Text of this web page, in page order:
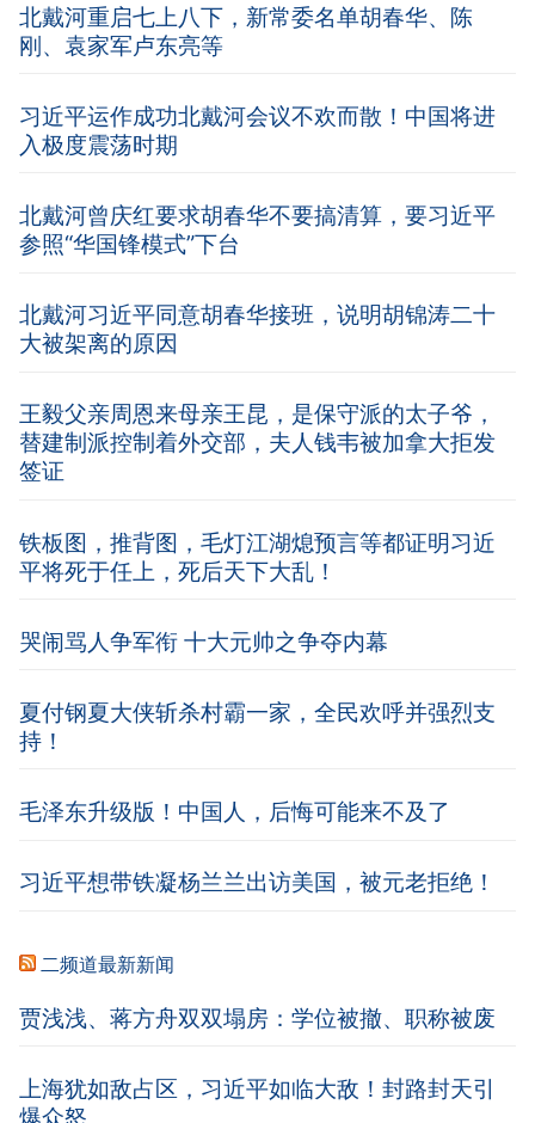
北戴河重启七上八下，新常委名单胡春华、陈
刚、袁家军卢东亮等
习近平运作成功北戴河会议不欢而散！中国将进
入极度震荡时期
北戴河曾庆红要求胡春华不要搞清算，要习近平
参照“华国锋模式”下台
北戴河习近平同意胡春华接班，说明胡锦涛二十
大被架离的原因
王毅父亲周恩来母亲王昆，是保守派的太子爷，
替建制派控制着外交部，夫人钱韦被加拿大拒发
签证
铁板图，推背图，毛灯江湖熄预言等都证明习近
平将死于任上，死后天下大乱！
哭闹骂人争军衔 十大元帅之争夺内幕
夏付钢夏大侠斩杀村霸一家，全民欢呼并强烈支
持！
毛泽东升级版！中国人，后悔可能来不及了
习近平想带铁凝杨兰兰出访美国，被元老拒绝！
二频道最新新闻
贾浅浅、蒋方舟双双塌房：学位被撤、职称被废
上海犹如敌占区，习近平如临大敌！封路封天引
爆众怒